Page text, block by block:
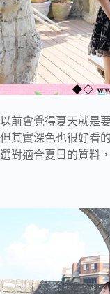
以前會覺得夏天就是
但其實深色也很好看
選對適合夏日的質料